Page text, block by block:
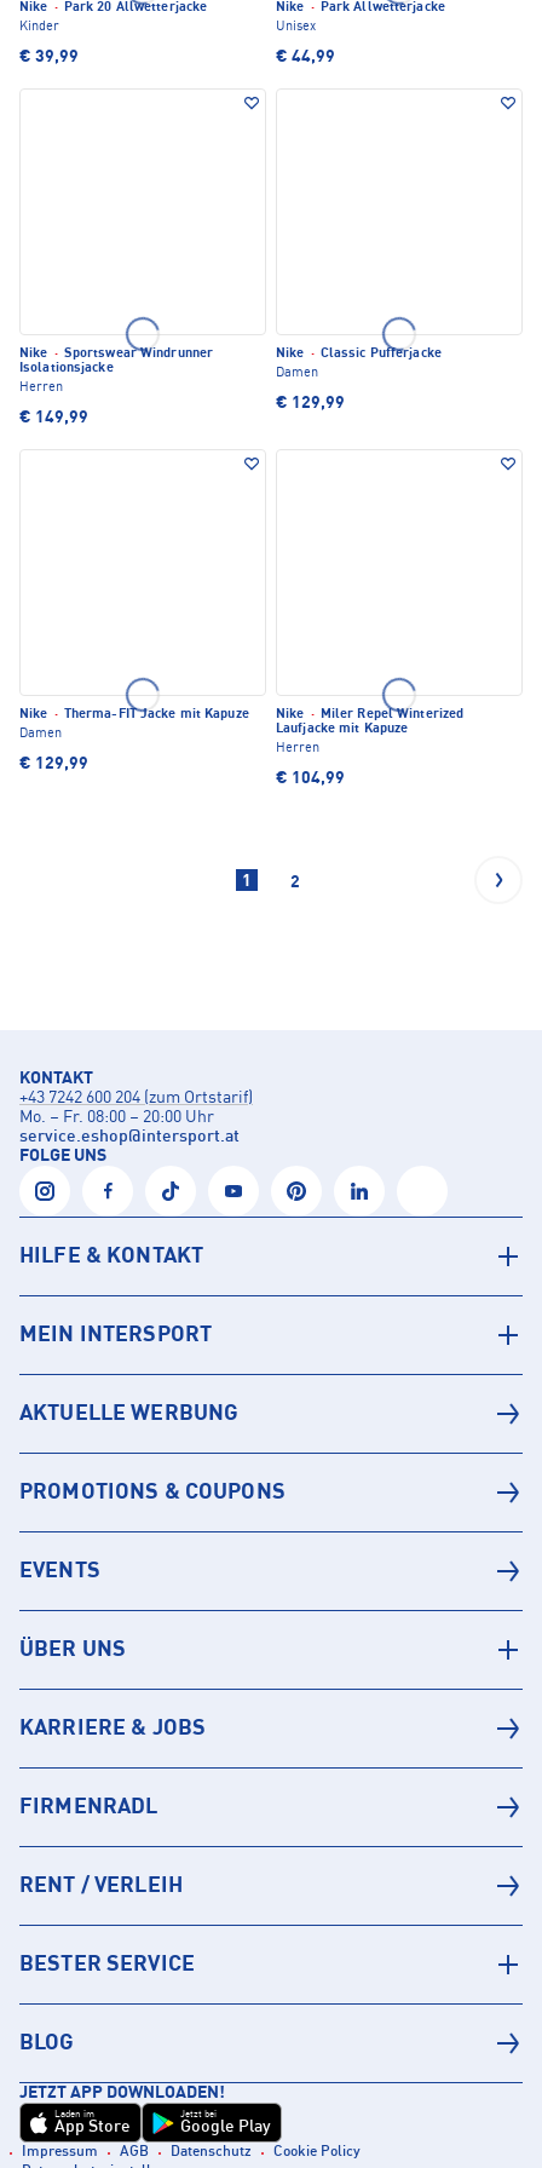
Nike · Park 20 Allwetterjacke
Kinder
€ 39,99
Nike · Park Allwetterjacke
Unisex
€ 44,99
Nike · Sportswear Windrunner
Isolationsjacke
Herren
€ 149,99
Nike · Classic Pufferjacke
Damen
€ 129,99
Nike ·
Therma-FIT Jacke mit Kapuze
Damen
€ 129,99
Nike · Miler Repel Winterized
Laufjacke mit Kapuze
Herren
€ 104,99
1 2
KONTAKT
+43 7242 600 204 (zum Ortstarif)
Mo. – Fr. 08:00 – 20:00 Uhr
service.eshop@intersport.at
FOLGE UNS
HILFE & KONTAKT
MEIN INTERSPORT
AKTUELLE WERBUNG
PROMOTIONS & COUPONS
EVENTS
ÜBER UNS
KARRIERE & JOBS
FIRMENRADL
RENT / VERLEIH
BESTER SERVICE
BLOG
JETZT APP DOWNLOADEN!
Laden im
App Store
Jetzt bei
Google Play
Impressum AGB Datenschutz
Cookie Policy